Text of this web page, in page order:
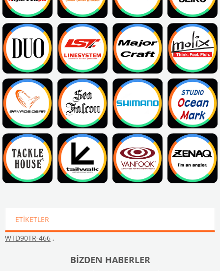
ETIKETLER
WTD90TR-466 ,
BIZDEN HABERLER